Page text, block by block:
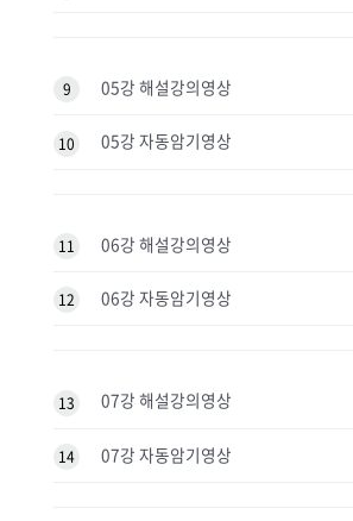
9 05강 해설강의영상
10 05강 자동암기영상
11 06강 해설강의영상
12 06강 자동암기영상
13 07강 해설강의영상
14 07강 자동암기영상